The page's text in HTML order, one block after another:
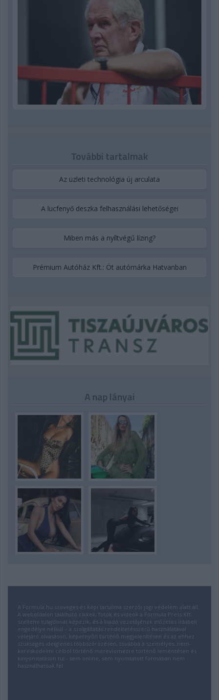
További tartalmak
Az üzleti technológia új arculata
A lucfenyő deszka felhasználási lehetőségei
Miben más a nyíltvégű lízing?
Prémium Autóház Kft.: Öt autómárka Hatvanban
A nap lányai
A Formula.hu szöveges és képi tartalma szerzői jogi védelem alatt áll.
A weboldalon található cikkek, fotók és videók a Formula Press Kft.
szellemi tulajdonát képezik, és a kiadó vezetőjének előzetes írásbeli
engedélye nélkül – a szolgáltatás rendeltetésszerű használatával
velejáró olvasáson, képernyőn történő megjelenítésen és az ehhez
szükséges ideiglenes többszörözésen, továbbá a személyes, nem-
kereskedelmi célból történő merevlemezre történő lementésen és
kinyomtatáson túl - sem online, sem nyomtatott formában nem
használhatóak fel.